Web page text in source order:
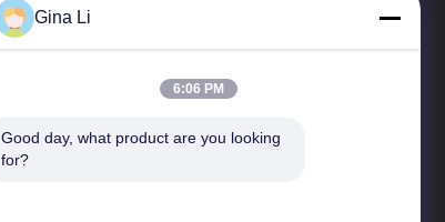
দ্রুত লিঙ্ক
Gina Li
6:06 PM
Good day, what product are you looking
for?